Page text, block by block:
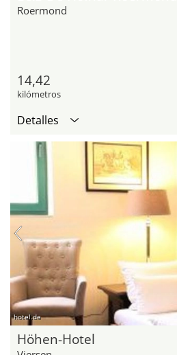
Roermond
14,42
kilómetros
Detalles
hotel.de
Höhen-Hotel